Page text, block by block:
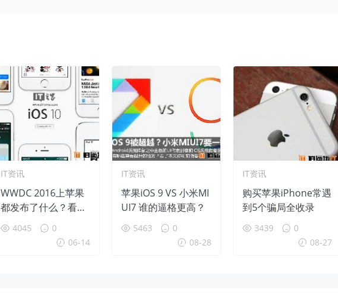
IT资讯
WWDC 2016上苹果
都发布了什么？看这
里一览无余
4045
0
06-14
IT资讯
苹果iOS 9 VS 小米MI
UI7 谁的逼格更高？
5463
0
08-28
IT资讯
购买苹果iPhone常遇
到5个骗局全收录
3439
0
08-27